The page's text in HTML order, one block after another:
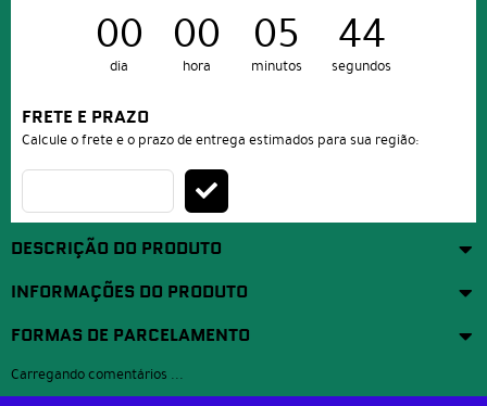
00
dia
00
hora
05
minutos
44
segundos
FRETE E PRAZO
Calcule o frete e o prazo de entrega estimados para sua região:
DESCRIÇÃO DO PRODUTO
INFORMAÇÕES DO PRODUTO
FORMAS DE PARCELAMENTO
Carregando comentários ...